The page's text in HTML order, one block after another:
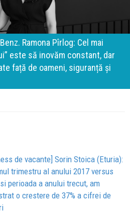
Ramona Pîrlog: Cel mai
este să inovăm constant, dar
față de oameni, siguranță și
de vacante] Sorin Stoica (Eturia):
trimestru al anului 2017 versus
perioada a anului trecut, am
o crestere de 37% a cifrei de